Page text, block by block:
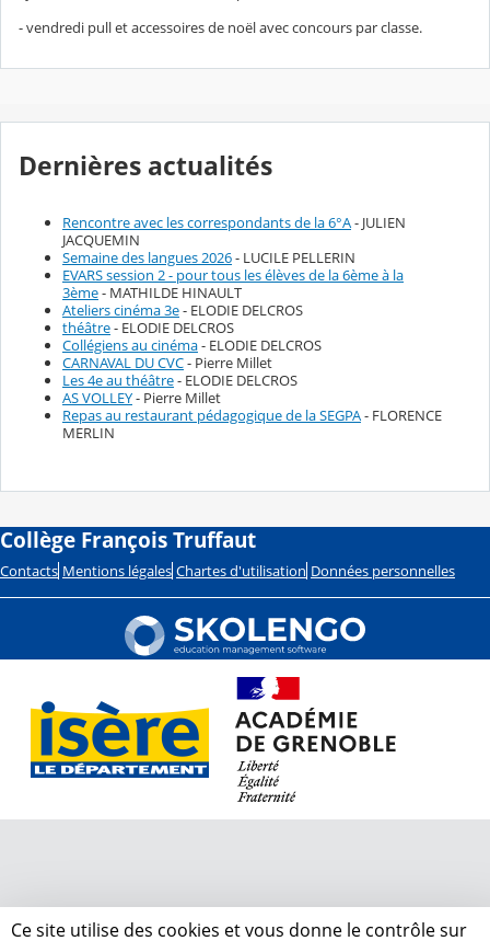
- vendredi pull et accessoires de noël avec concours par classe.
Dernières actualités
Rencontre avec les correspondants de la 6°A- JULIEN
JACQUEMIN
Semaine des langues 2026- LUCILE PELLERIN
EVARS session 2 - pour tous les élèves de la 6ème à la
3ème- MATHILDE HINAULT
Ateliers cinéma 3e- ELODIE DELCROS
théâtre- ELODIE DELCROS
Collégiens au cinéma- ELODIE DELCROS
CARNAVAL DU CVC- Pierre Millet
Les 4e au théâtre- ELODIE DELCROS
AS VOLLEY- Pierre Millet
Repas au restaurant pédagogique de la SEGPA- FLORENCE
MERLIN
Collège François Truffaut
Contacts Mentions légales Chartes d'utilisation Données personnelles
Ce site utilise des cookies et vous donne le contrôle sur